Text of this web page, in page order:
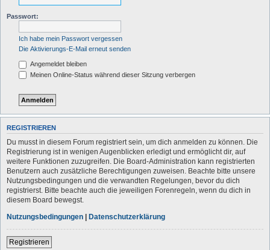
Passwort:
Ich habe mein Passwort vergessen
Die Aktivierungs-E-Mail erneut senden
Angemeldet bleiben
Meinen Online-Status während dieser Sitzung verbergen
REGISTRIEREN
Du musst in diesem Forum registriert sein, um dich anmelden zu können. Die
Registrierung ist in wenigen Augenblicken erledigt und ermöglicht dir, auf
weitere Funktionen zuzugreifen. Die Board-Administration kann registrierten
Benutzern auch zusätzliche Berechtigungen zuweisen. Beachte bitte unsere
Nutzungsbedingungen und die verwandten Regelungen, bevor du dich
registrierst. Bitte beachte auch die jeweiligen Forenregeln, wenn du dich in
diesem Board bewegst.
Nutzungsbedingungen | Datenschutzerklärung
Registrieren